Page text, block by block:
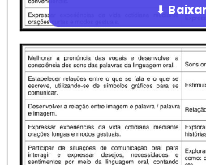
⬇ Baixar